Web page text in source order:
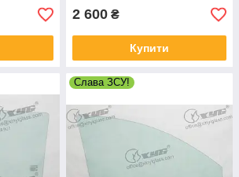
2 600 ₴
Купити
Слава ЗСУ!